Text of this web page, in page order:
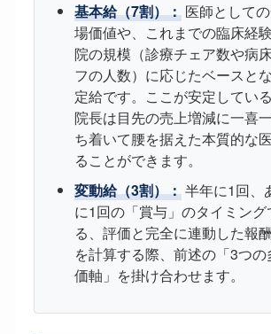
基本給（7割）：医師として
場価値や、これまでの臨床経
院の規模（診療チェア数や病
フの人数）に応じたベースと
定給です。ここが安定してい
院長は目先の売上増減に一喜
ち着いて腰を据えた本質的な
ることができます。
変動給（3割）：半年に1回、
に1回の「賞与」のタイミング
る、評価と完全に連動した報
を計算する際、前述の「3つ
価軸」を掛け合わせます。